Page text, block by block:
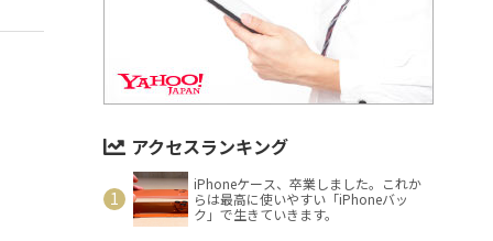
アクセスランキング
iPhoneケース、卒業しました。これか
らは最高に使いやすい「iPhoneバッ
ク」で生きていきます。